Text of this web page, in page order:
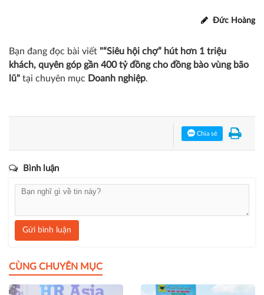
triển lãm thường niên quy mô lớn diễn ra xuyên suốt
trải nghiệm văn hóa giữa các doanh nghiệp, địa phương
với người tiêu dùng trong nước cũng như quốc tế.
"“Siêu hội chợ” hút hơn 1 triệu